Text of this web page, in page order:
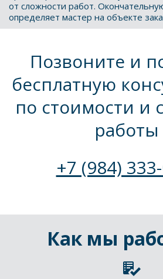
от сложности работ.
определяет мастер на объекте
Позвоните и
бесплатную
по стоимости и
работы
+7 (984)
Как мы